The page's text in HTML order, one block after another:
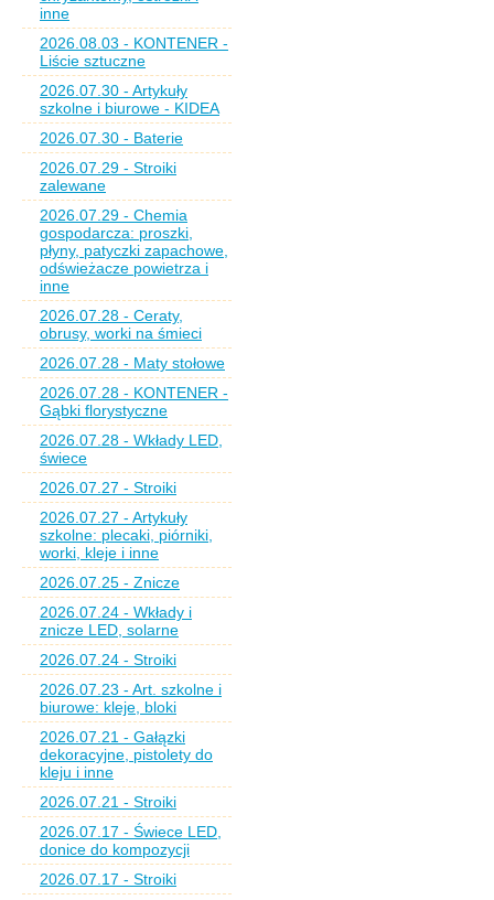
inne
2026.08.03 - KONTENER -
Liście sztuczne
2026.07.30 - Artykuły
szkolne i biurowe - KIDEA
2026.07.30 - Baterie
2026.07.29 - Stroiki
zalewane
2026.07.29 - Chemia
gospodarcza: proszki,
płyny, patyczki zapachowe,
odświeżacze powietrza i
inne
2026.07.28 - Ceraty,
obrusy, worki na śmieci
2026.07.28 - Maty stołowe
2026.07.28 - KONTENER -
Gąbki florystyczne
2026.07.28 - Wkłady LED,
świece
2026.07.27 - Stroiki
2026.07.27 - Artykuły
szkolne: plecaki, piórniki,
worki, kleje i inne
2026.07.25 - Znicze
2026.07.24 - Wkłady i
znicze LED, solarne
2026.07.24 - Stroiki
2026.07.23 - Art. szkolne i
biurowe: kleje, bloki
2026.07.21 - Gałązki
dekoracyjne, pistolety do
kleju i inne
2026.07.21 - Stroiki
2026.07.17 - Świece LED,
donice do kompozycji
2026.07.17 - Stroiki